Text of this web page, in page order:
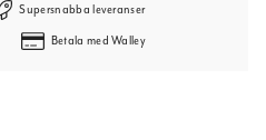
Supersnabba leveranser
Betala med Walley